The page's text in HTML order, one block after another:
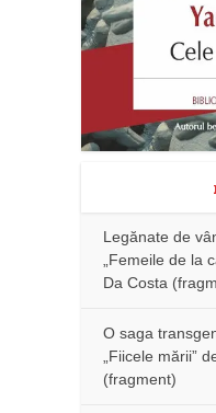
Legănate de
„Femeile de la
Da Costa
O saga
„Fiicele mării”
(fragment)